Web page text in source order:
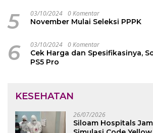
5 03/10/2024 0 Komentar
November Mulai Seleksi PPPK
6 03/10/2024 0 Komentar
Cek Harga dan Spesifikasinya,
PS5 Pro
KESEHATAN
26/07/2026
Siloam Hospitals